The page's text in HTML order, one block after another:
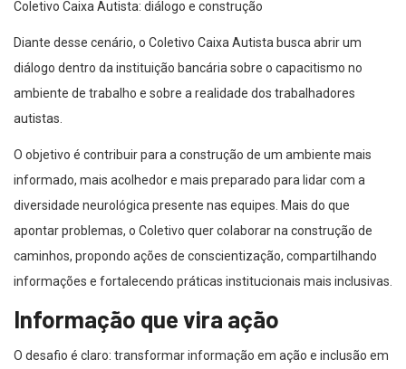
Coletivo Caixa Autista: diálogo e construção
Diante desse cenário, o Coletivo Caixa Autista busca abrir um
diálogo dentro da instituição bancária sobre o capacitismo no
ambiente de trabalho e sobre a realidade dos trabalhadores
autistas.
O objetivo é contribuir para a construção de um ambiente mais
informado, mais acolhedor e mais preparado para lidar com a
diversidade neurológica presente nas equipes. Mais do que
apontar problemas, o Coletivo quer colaborar na construção de
caminhos, propondo ações de conscientização, compartilhando
informações e fortalecendo práticas institucionais mais inclusivas.
Informação que vira ação
O desafio é claro: transformar informação em ação e inclusão em